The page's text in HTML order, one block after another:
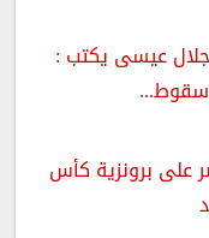
عيسى يكتب :
سقوط...
على برونزية كأس